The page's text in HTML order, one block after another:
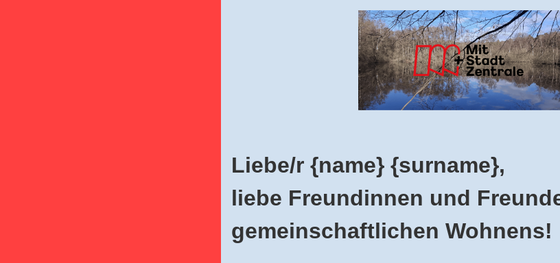
Liebe/r {name} {surname},
liebe Freundinnen und
gemeinschaftlichen Wohnens!